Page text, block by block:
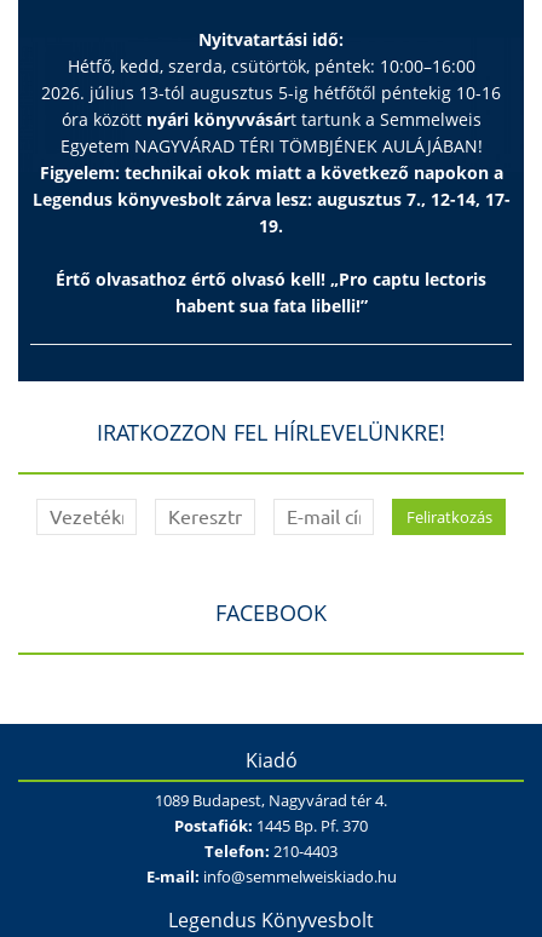
Nyitvatartási idő:
Hétfő, kedd, szerda, csütörtök, péntek: 10:00–16:00
2026. július 13-tól augusztus 5-ig hétfőtől péntekig 10-16
óra között nyári könyvvásárt tartunk a Semmelweis
Egyetem NAGYVÁRAD TÉRI TÖMBJÉNEK AULÁJÁBAN!
Figyelem: technikai okok miatt a következő napokon a
Legendus könyvesbolt zárva lesz: augusztus 7., 12-14, 17-
19.
Értő olvasathoz értő olvasó kell! „Pro captu lectoris
habent sua fata libelli!”
IRATKOZZON FEL HÍRLEVELÜNKRE!
FACEBOOK
Kiadó
1089 Budapest, Nagyvárad tér 4.
Postafiók: 1445 Bp. Pf. 370
Telefon: 210-4403
E-mail: info@semmelweiskiado.hu
Legendus Könyvesbolt